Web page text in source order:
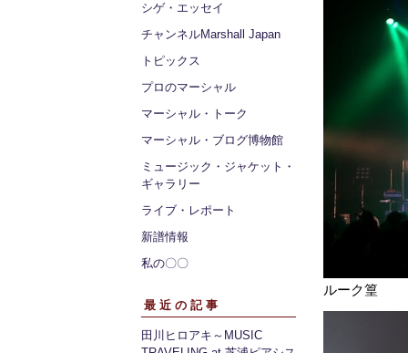
シゲ・エッセイ
チャンネルMarshall Japan
トピックス
プロのマーシャル
マーシャル・トーク
マーシャル・ブログ博物館
ミュージック・ジャケット・
ギャラリー
ライブ・レポート
新譜情報
私の〇〇
最近の記事
田川ヒロアキ～MUSIC
ルーク篁